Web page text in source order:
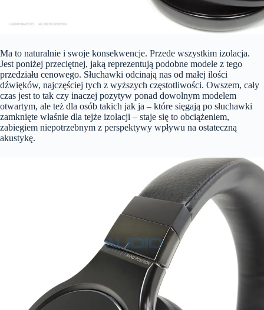
Ma to naturalnie i swoje konsekwencje. Przede wszystkim izolacja.
Jest poniżej przeciętnej, jaką reprezentują podobne modele z tego
przedziału cenowego. Słuchawki odcinają nas od małej ilości
dźwięków, najczęściej tych z wyższych częstotliwości. Owszem, cały
czas jest to tak czy inaczej pozytyw ponad dowolnym modelem
otwartym, ale też dla osób takich jak ja – które sięgają po słuchawki
zamknięte właśnie dla tejże izolacji – staje się to obciążeniem,
zabiegiem niepotrzebnym z perspektywy wpływu na ostateczną
akustykę.